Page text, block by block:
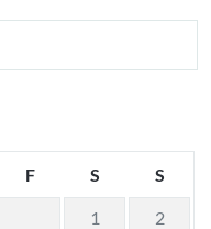
F S S
1 2